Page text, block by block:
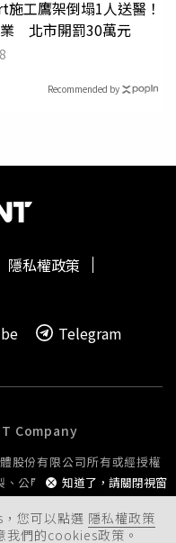
工鷹架倒塌1人送醫！
北市開罰30萬元
Recommended by
您可以點選 隱私權政策
我們的cookies政策。
知道了，請關閉視窗
隱私權政策
Telegram
Company
股份有限公司所有或經授權
、公開播送或公開傳輸。